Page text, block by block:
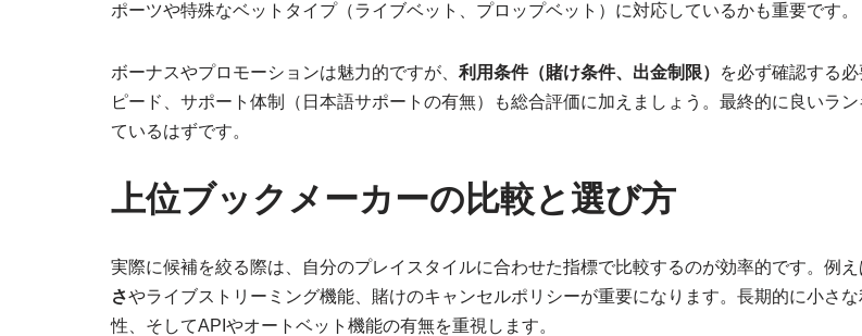
ポーツや特殊なベットタイプ（ライブベット、プロップベット）に対応しているかも重要です。
ボーナスやプロモーションは魅力的ですが、 利用条件（賭け条件、出金制限）
を必ず確認する
ピード、サポート体制（日本語サポートの有無）も総合評価に加えましょう。最終的に良いラ
ているはずです。
上位ブックメーカーの比較と選び方
実際に候補を絞る際は、自分のプレイスタイルに合わせた指標で比較するのが効率的です。例
さやライブストリーミング機能、賭けのキャンセルポリシーが重要になります。長期的に小さ
性、そしてAPIやオートベット機能の有無を重視します。